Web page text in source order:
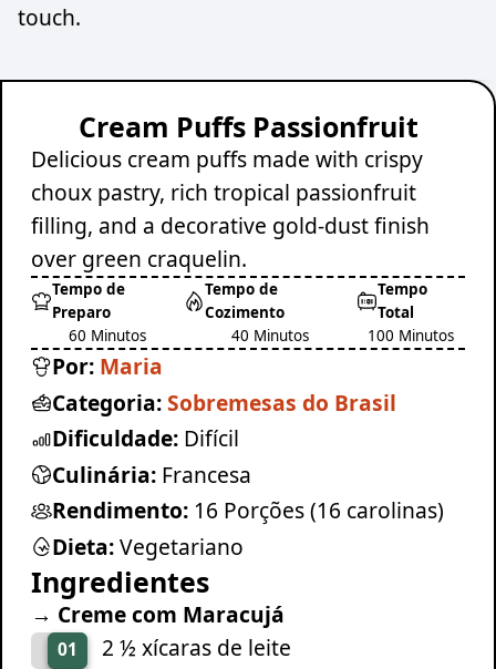
touch.
Cream Puffs Passionfruit
Delicious cream puffs made with crispy
choux pastry, rich tropical passionfruit
filling, and a decorative gold-dust finish
over green craquelin.
Tempo de
Preparo
60 Minutos
Tempo de
Cozimento
40 Minutos
Tempo
Total
100 Minutos
Por: Maria
Categoria:Sobremesas do Brasil
Dificuldade: Difícil
Culinária: Francesa
Rendimento: 16 Porções (16 carolinas)
Dieta:Vegetariano
Ingredientes
→ Creme com Maracujá
01 2 ½ xícaras de leite